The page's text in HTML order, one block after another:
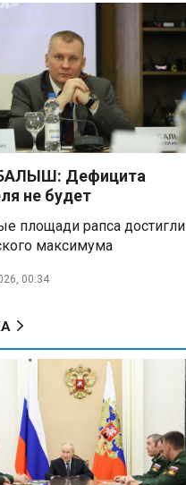
Анискино ВСУ
большие потери, часть
сдалась в плен
Александр Лукашенко:
«услышали батьку» и
пустующие дома в
деревнях
Алесандр Лукашенко назвал
сельской торговли
«просрочкой и
Владимир Путин обсудил с
по защите инфраструктуры
Минобороны РФ: «Искандер»
эшелон с техникой
в Днепропетровской
Главы правительств ЕАЭС
Дефицита
не будет
площади рапса достигли
максимума
00:34